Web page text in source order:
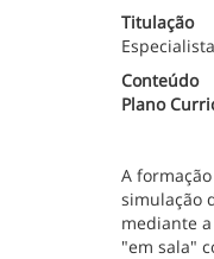
Titulação
Conteúdo
Plano
A
simulação
mediante
"em sala"